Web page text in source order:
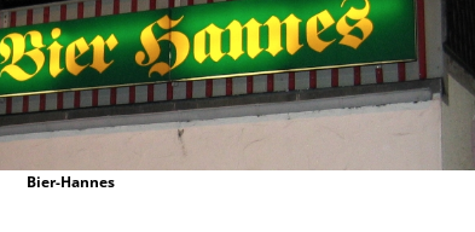
Bier-Hannes